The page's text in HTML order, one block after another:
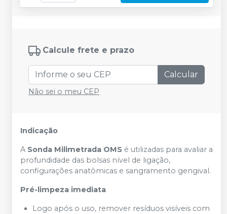
Calcule frete e prazo
Calcular
Não sei o meu CEP
Indicação
A Sonda Milimetrada OMS é utilizadas para avaliar a
profundidade das bolsas nível de ligação,
configurações anatômicas e sangramento gengival.
Pré-limpeza imediata
Logo após o uso, remover resíduos visíveis com